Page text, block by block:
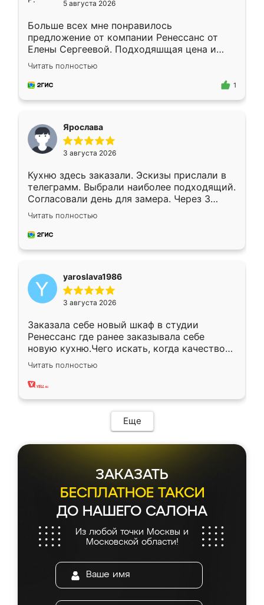
5 августа 2026
Больше всех мне понравилось
предложение от компании Ренессанс от
Елены Сергеевой. Подходяшщая цена и
короткие сроки изготовления. Приехавший
для замера сотрудник Владислав
предложил по моему эскизу самый
Читать полностью
1
Ярослава
3 августа 2026
Кухню здесь заказали. Эскизы прислали в
телеграмм. Выбрали наиболее подходящий.
Согласовали день для замера. Через 3
недели кухня была уже готова. Остались
довольны работой. Спасибо Ренессанс
мебель за качественную работу!
Читать полностью
yaroslava1986
3 августа 2026
Заказала себе новый шкаф в студии
Ренессанс где ранее заказывала себе
новую кухню.Чего искать, когда качеством
вполне довольна. Служит кухня уже почти
два года, нареканий нет.
Читать полностью
Еще
ЗАКАЗАТЬ
БЕСПЛАТНОЕ ТАКСИ
ДО НАШЕГО САЛОНА
Из любой точки Москвы и
Московской области!